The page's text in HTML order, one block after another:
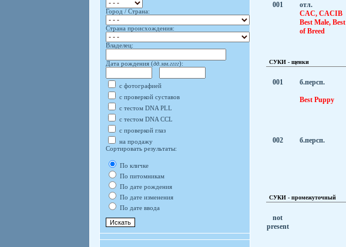
Город / Страна:
Страна происхождения:
Владелец:
Дата рождения (дд.мм.гггг):
с фотографией
с проверкой суставов
с тестом DNA PLL
с тестом DNA CCL
с проверкой глаз
на продажу
Сортировать результаты:
По кличке
По питомникам
По дате рождения
По дате изменения
По дате ввода
001
отл.
CAC, CACIB
Best Male, Best
of Breed
СУКИ - щенки
001 б.персп.
Best Puppy
002 б.персп.
СУКИ - промежуточный
not
present